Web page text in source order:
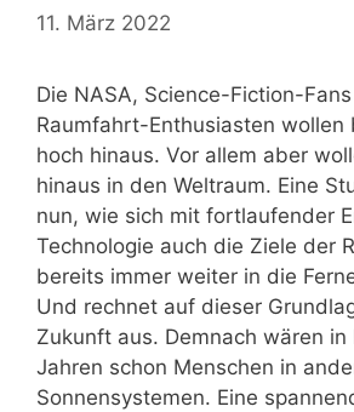
11. März 2022
Die NASA, Science-Fiction-
Raumfahrt-Enthusiasten wollen
hoch hinaus. Vor allem aber
hinaus in den Weltraum. Eine
nun, wie sich mit fortlaufender
Technologie auch die Ziele der
bereits immer weiter in die
Und rechnet auf dieser
Zukunft aus. Demnach wären in
Jahren schon Menschen in
Sonnensystemen. Eine